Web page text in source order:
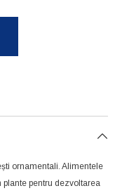
ornamentali. Alimentele
pentru dezvoltarea